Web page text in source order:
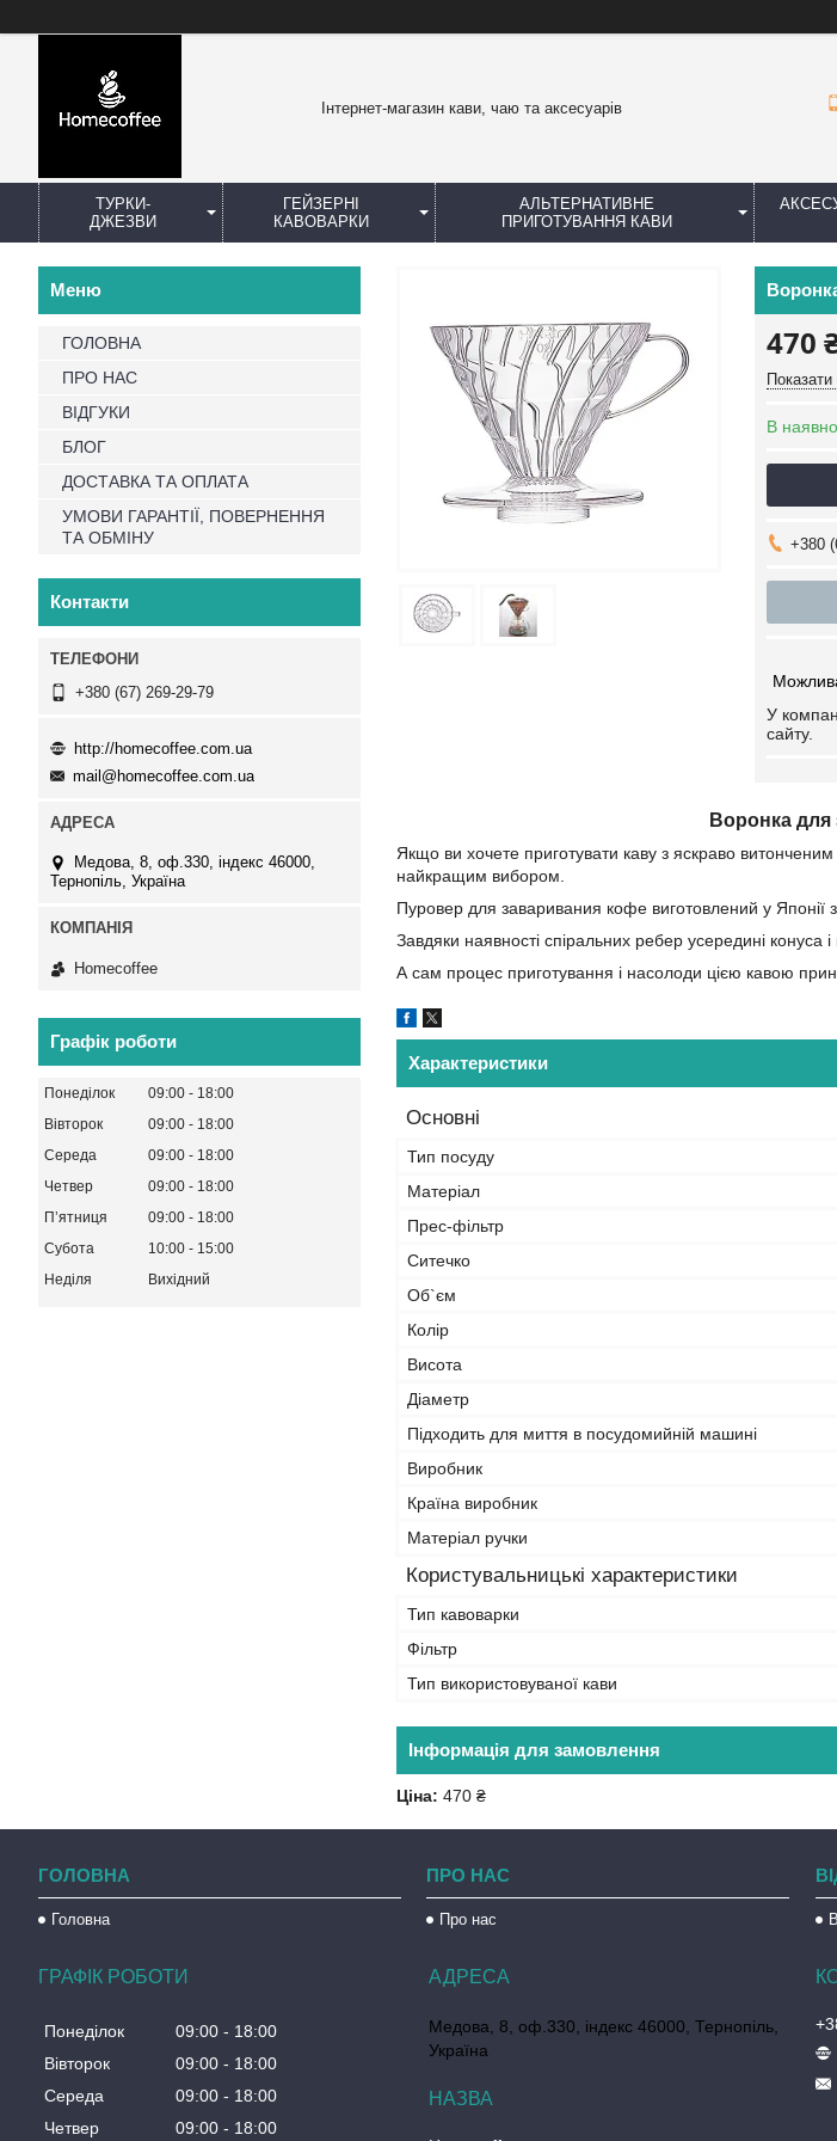
Інтернет-магазин кави, чаю та аксесуарів
ТУРКИ-
ДЖЕЗВИ
ГЕЙЗЕРНІ
КАВОВАРКИ
АЛЬТЕРНАТИВНЕ
ПРИГОТУВАННЯ КАВИ
470
Показати
В
+380
У
сайту.
Воронка
Якщо ви хочете приготувати каву з яскраво
найкращим вибором.
Пуровер для заваривания кофе виготовлений у Японії з
Завдяки наявності спіральних ребер усередині
А сам процес приготування і насолоди цією кавою
Характеристики
Основні
Тип посуду
Матеріал
Прес-фільтр
Ситечко
Об`єм
Колір
Висота
Діаметр
Підходить для миття в посудомийній машині
Виробник
Країна виробник
Матеріал ручки
Користувальницькі характеристики
Тип кавоварки
Фільтр
Тип використовуваної кави
Інформація для замовлення
Ціна: 470 ₴
ГОЛОВНА
ПРО НАС
ВІДГУКИ
БЛОГ
ДОСТАВКА ТА ОПЛАТА
УМОВИ ГАРАНТІЇ, ПОВЕРНЕННЯ
ТА ОБМІНУ
Контакти
+380 (67) 269-29-79
http://homecoffee.com.ua
mail@homecoffee.com.ua
Медова, 8, оф.330, індекс 46000,
Тернопіль, Україна
Homecoffee
Графік роботи
Понеділок 09:00
18:00
Вівторок
09:00
18:00
Середа
09:00
18:00
Четвер
09:00
18:00
Пʼятниця
09:00
18:00
Субота
10:00
15:00
Неділя
Вихідний
ГОЛОВНА
Головна
ПРО НАС
Про нас
ГРАФІК РОБОТИ
Понеділок 09:00
18:00
Вівторок
09:00
18:00
Середа
09:00
18:00
Четвер
09:00 18:00
Медова, 8, оф.330, індекс 46000, Тернопіль,
Україна